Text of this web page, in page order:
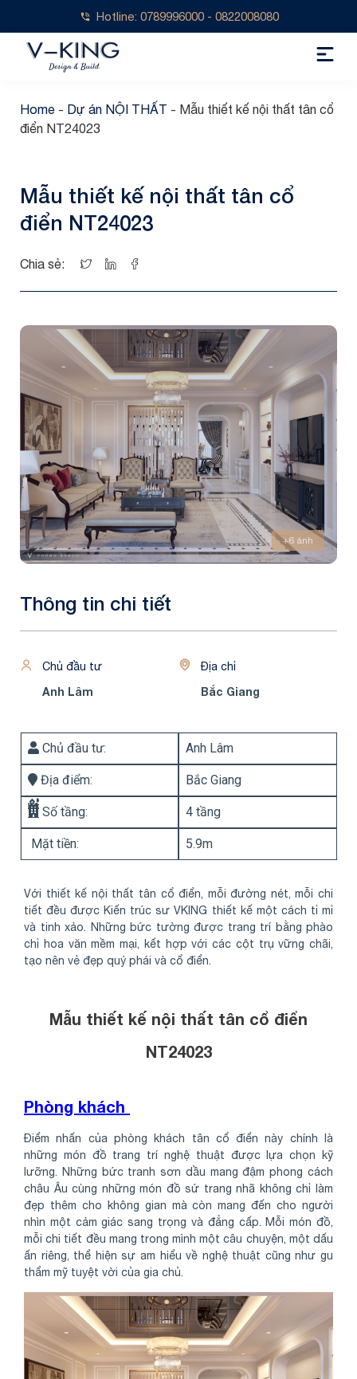
Hotline: 0789996000 - 0822008080
Home - Dự án NỘI THẤT - Mẫu thiết kế nội thất tân cổ
điển NT24023
Mẫu thiết kế nội thất tân cổ
điển NT24023
Chia sẻ:
+6 ảnh
Thông tin chi tiết
Chủ đầu tư
Anh Lâm
Địa chỉ
Bắc Giang
Chủ đầu tư: Anh Lâm
Địa điểm: Bắc Giang
Số tầng: 4 tầng
Mặt tiền: 5.9m
Với thiết kế nội thất tân cổ điển, mỗi đường nét, mỗi chi
tiết đều được Kiến trúc sư VKING thiết kế một cách tỉ mỉ
và tinh xảo. Những bức tường được trang trí bằng phào
chỉ hoa văn mềm mại, kết hợp với các cột trụ vững chãi,
tạo nên vẻ đẹp quý phái và cổ điển.
Mẫu thiết kế nội thất tân cổ điển
NT24023
Phòng khách
Điểm nhấn của phòng khách tân cổ điển này chính là
những món đồ trang trí nghệ thuật được lựa chọn kỹ
lưỡng. Những bức tranh sơn dầu mang đậm phong cách
châu Âu cùng những món đồ sứ trang nhã không chỉ làm
đẹp thêm cho không gian mà còn mang đến cho người
nhìn một cảm giác sang trọng và đẳng cấp. Mỗi món đồ,
mỗi chi tiết đều mang trong mình một câu chuyện, một dấu
ấn riêng, thể hiện sự am hiểu về nghệ thuật cũng như gu
thẩm mỹ tuyệt vời của gia chủ.